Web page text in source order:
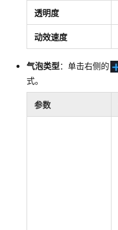
透明度
动效速度
气泡类型：单击右侧的
式。
参数